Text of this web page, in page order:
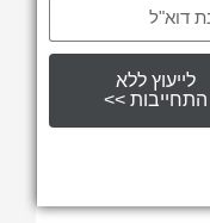
לייעוץ ללא
התחייבות >>